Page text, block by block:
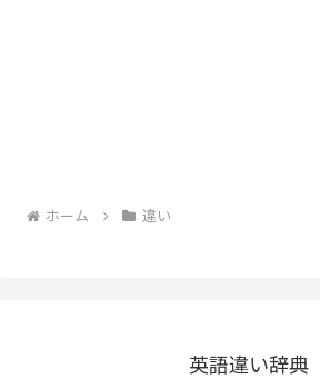
ホーム 違い
英語違い辞典